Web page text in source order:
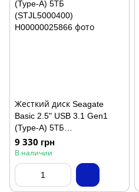
Жесткий диск Seagate
Basic 2.5" USB 3.1 Gen1
(Type-A) 5ТБ
(STJL5000400)
9 330 грн
В наличии